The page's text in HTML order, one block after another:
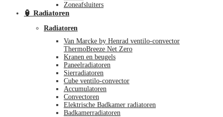
Zoneafsluiters
🏮 Radiatoren
Radiatoren
Van Marcke by Henrad ventilo-convector
ThermoBreeze Net Zero
Kranen en beugels
Paneelradiatoren
Sierradiatoren
Cube ventilo-convector
Accumulatoren
Convectoren
Elektrische Badkamer radiatoren
Badkamerradiatoren